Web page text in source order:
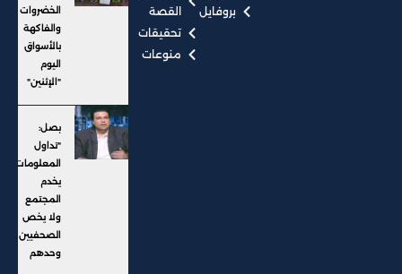
بروفايل
القصة
تحقيقات
منوعات
الخضروات
والفاكهة
بالأسواق
اليوم
"الإثنين"
بصل:
"تداول
المعلومات"
يخدم
المجتمع
ولا يخص
الصحفيين
وحدهم